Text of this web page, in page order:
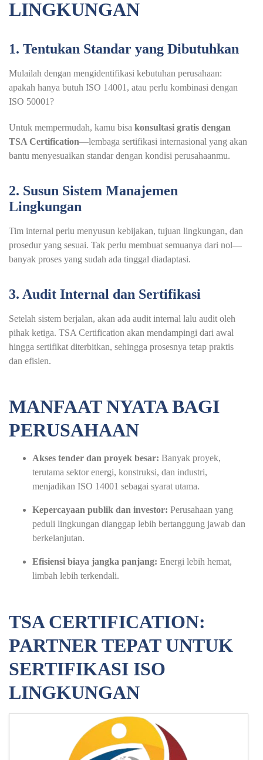
LINGKUNGAN
1. Tentukan Standar yang Dibutuhkan
Mulailah dengan mengidentifikasi kebutuhan perusahaan:
apakah hanya butuh ISO 14001, atau perlu kombinasi dengan
ISO 50001?
Untuk mempermudah, kamu bisa konsultasi gratis dengan
TSA Certification—lembaga sertifikasi internasional yang akan
bantu menyesuaikan standar dengan kondisi perusahaanmu.
2. Susun Sistem Manajemen
Lingkungan
Tim internal perlu menyusun kebijakan, tujuan lingkungan, dan
prosedur yang sesuai. Tak perlu membuat semuanya dari nol—
banyak proses yang sudah ada tinggal diadaptasi.
3. Audit Internal dan Sertifikasi
Setelah sistem berjalan, akan ada audit internal lalu audit oleh
pihak ketiga. TSA Certification akan mendampingi dari awal
hingga sertifikat diterbitkan, sehingga prosesnya tetap praktis
dan efisien.
MANFAAT NYATA BAGI
PERUSAHAAN
Akses tender dan proyek besar: Banyak proyek,
terutama sektor energi, konstruksi, dan industri,
menjadikan ISO 14001 sebagai syarat utama.
Kepercayaan publik dan investor: Perusahaan yang
peduli lingkungan dianggap lebih bertanggung jawab dan
berkelanjutan.
Efisiensi biaya jangka panjang: Energi lebih hemat,
limbah lebih terkendali.
TSA CERTIFICATION:
PARTNER TEPAT UNTUK
SERTIFIKASI ISO
LINGKUNGAN